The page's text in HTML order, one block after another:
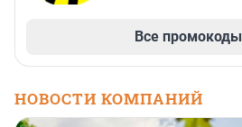
Все промокоды
НОВОСТИ КОМПАНИЙ